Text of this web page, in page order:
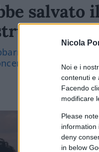
Nicola
Noi e i
contenuti e
Facendo
modificare
Please
information
deny
in below
salvato
racconta il
del cantautore